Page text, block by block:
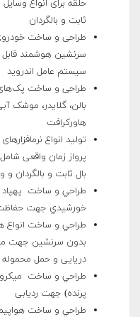
حلقه برای انواع وسایل
ثابت و بالگردان
طراحی و ساخت
سرنشین هوشمند قابل
سیستم عامل اندروید
طراحی و ساخت
بالن، گلایدر، موشک
هاورکرافت
تولید انواع
پرواز زمان­ واقعی
بال ثابت و بالگردان و
طراحي و ساخت پهپاد
خورشيدي جهت
طراحي و ساخت انواع
بدون سرنشين جهت
دریایی و حمل محموله
طراحي و ساخت ميکرو
پرنده) جهت ردیابی
طراحي و ساخت